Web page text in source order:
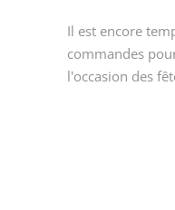
Il est encore
commandes
l'occasion des